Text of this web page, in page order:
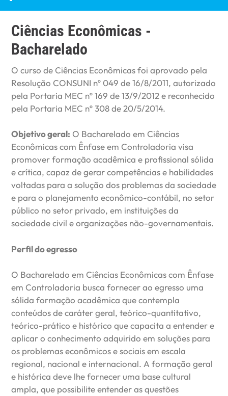
Ciências Econômicas -
Bacharelado
O curso de Ciências Econômicas foi aprovado pela
Resolução CONSUNI nº 049 de 16/8/2011, autorizado
pela Portaria MEC nº 169 de 13/9/2012 e reconhecido
pela Portaria MEC nº 308 de 20/5/2014.
Objetivo geral: O Bacharelado em Ciências
Econômicas com Ênfase em Controladoria visa
promover formação acadêmica e profissional sólida
e crítica, capaz de gerar competências e habilidades
voltadas para a solução dos problemas da sociedade
e para o planejamento econômico-contábil, no setor
público no setor privado, em instituições da
sociedade civil e organizações não-governamentais.
Perfil do egresso
O Bacharelado em Ciências Econômicas com Ênfase
em Controladoria busca fornecer ao egresso uma
sólida formação acadêmica que contempla
conteúdos de caráter geral, teórico-quantitativo,
teórico-prático e histórico que capacita a entender e
aplicar o conhecimento adquirido em soluções para
os problemas econômicos e sociais em escala
regional, nacional e internacional. A formação geral
e histórica deve lhe fornecer uma base cultural
ampla, que possibilite entender as questões